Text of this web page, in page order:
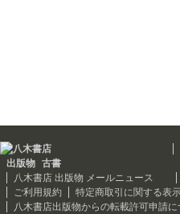
出版物 古書
八木書店 出版物 メールニュース
ご利用規約
特定商取引に関する表
八木書店出版物からの転載許可申請に